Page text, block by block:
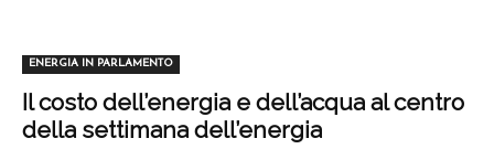
ENERGIA IN PARLAMENTO
Il costo dell’energia e dell’acqua al centro
della settimana dell’energia